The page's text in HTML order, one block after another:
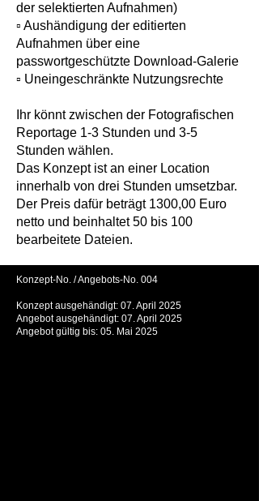
der selektierten Aufnahmen)
▫️ Aushändigung der editierten
Aufnahmen über eine
passwortgeschützte Download-Galerie
▫️ Uneingeschränkte Nutzungsrechte
Ihr könnt zwischen der Fotografischen
Reportage 1-3 Stunden und 3-5
Stunden wählen.
Das Konzept ist an einer Location
innerhalb von drei Stunden umsetzbar.
Der Preis dafür beträgt 1300,00 Euro
netto und beinhaltet 50 bis 100
bearbeitete Dateien.
Konzept-No. / Angebots-No. 004
Konzept ausgehändigt: 07. April 2025
Angebot ausgehändigt: 07. April 2025
Angebot gültig bis: 05. Mai 2025